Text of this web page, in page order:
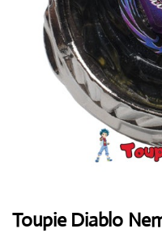
Toupie Diablo